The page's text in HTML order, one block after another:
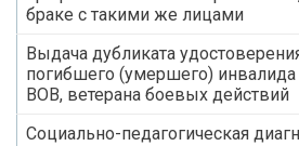
браке с такими же лицами
Выдача дубликата
погибшего (умершего) инвалида
ВОВ, ветерана боевых действий
Социально-педагогическая